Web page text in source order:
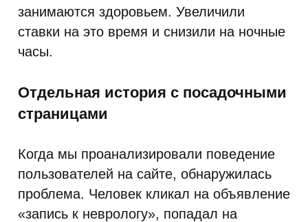
занимаются здоровьем. Увеличили
ставки на это время и снизили на ночные
часы.
Отдельная история с посадочными
страницами
Когда мы проанализировали поведение
пользователей на сайте, обнаружилась
проблема. Человек кликал на объявление
«запись к неврологу», попадал на